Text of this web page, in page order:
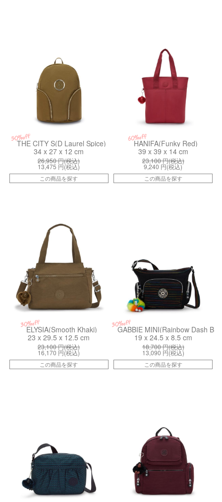
50%off
THE CITY S(D Laurel Spice)
34 x 27 x 12 cm
26,950円(税込)
13,475 円(税込)
この商品を探す
60%off
HANIFA(Funky Red)
39 x 39 x 14 cm
23,100円(税込)
9,240 円(税込)
この商品を探す
30%off
ELYSIA(Smooth Khaki)
23 x 29.5 x 12.5 cm
23,100円(税込)
16,170 円(税込)
この商品を探す
30%off
GABBIE MINI(Rainbow Dash Bl)
19 x 24.5 x 8.5 cm
18,700円(税込)
13,090 円(税込)
この商品を探す